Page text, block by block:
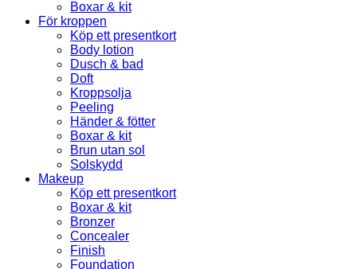
Boxar & kit
För kroppen
Köp ett presentkort
Body lotion
Dusch & bad
Doft
Kroppsolja
Peeling
Händer & fötter
Boxar & kit
Brun utan sol
Solskydd
Makeup
Köp ett presentkort
Boxar & kit
Bronzer
Concealer
Finish
Foundation